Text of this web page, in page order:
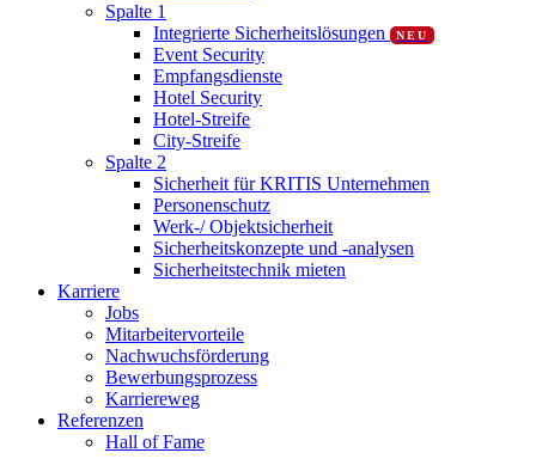
Spalte 1
Integrierte Sicherheitslösungen
NEU
Event Security
Empfangsdienste
Hotel Security
Hotel-Streife
City-Streife
Spalte 2
Sicherheit für KRITIS Unternehmen
Personenschutz
Werk-/ Objektsicherheit
Sicherheitskonzepte und -analysen
Sicherheitstechnik mieten
Karriere
Jobs
Mitarbeitervorteile
Nachwuchsförderung
Bewerbungsprozess
Karriereweg
Referenzen
Hall of Fame